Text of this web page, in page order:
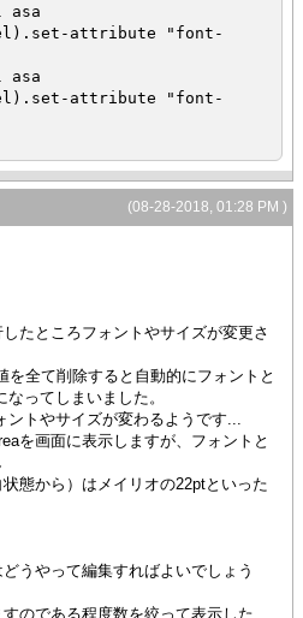
attribute "font-
attribute "font-
(08-28-2018, 01:28 PM )
たところフォントやサイズが変更さ
を全て削除すると自動的にフォントと
ってしまいました。
トやサイズが変わるようです...
を画面に表示しますが、フォントと
態から）はメイリオの22ptといった
うやって編集すればよいでしょう
のである程度数を絞って表示した